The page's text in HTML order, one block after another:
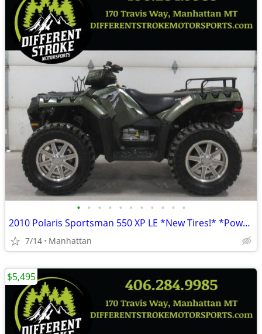
• • • • • • • • • • •
2010 Polaris Sportsman 550 XP LE *New Tires!* *Power Steering*
7/14 Manhattan
$5,495